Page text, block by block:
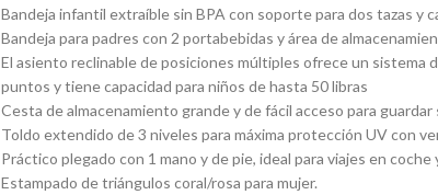
Bandeja infantil extraíble sin BPA con soporte para dos tazas y
Bandeja para padres con 2 portabebidas y área de
El asiento reclinable de posiciones múltiples ofrece un sistema
puntos y tiene capacidad para niños de hasta 50 libras
Cesta de almacenamiento grande y de fácil acceso para
Toldo extendido de 3 niveles para máxima protección UV con
Práctico plegado con 1 mano y de pie, ideal para viajes en coche
Estampado de triángulos coral/rosa para mujer.